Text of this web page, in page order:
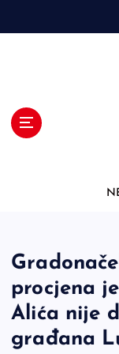
procjena
Alića nije
građana